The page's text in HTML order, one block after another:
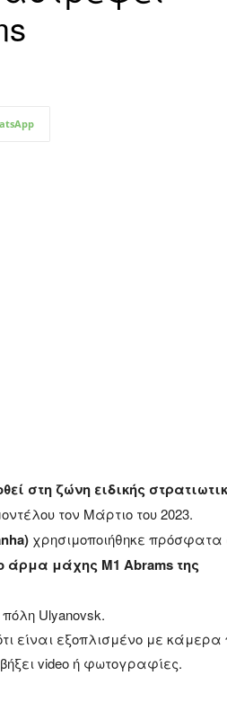
στη ζώνη ειδικής
τον Μάρτιο του 2023.
χρησιμοποιήθηκε
άρμα μάχης M1 Abrams της
Ulyanovsk.
είναι εξοπλισμένο με κάμερα
video ή φωτογραφίες.